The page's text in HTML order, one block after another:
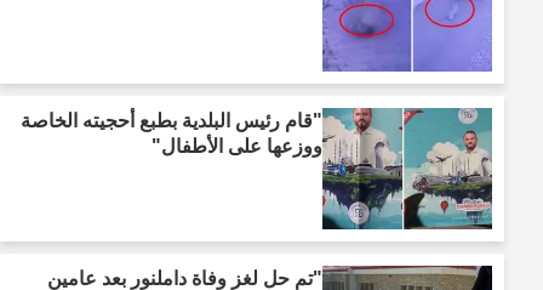
"قام رئيس البلدية بطبع أحجيته الخاصة
ووزعها على الأطفال"
"تم حل لغز وفاة داملنور بعد عامين